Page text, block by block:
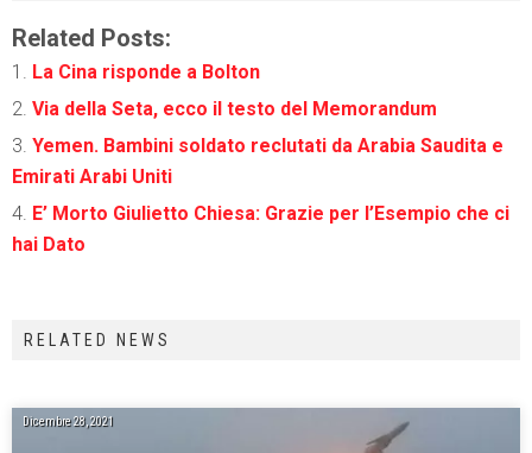
Related Posts:
La Cina risponde a Bolton
Via della Seta, ecco il testo del Memorandum
Yemen. Bambini soldato reclutati da Arabia Saudita e
Emirati Arabi Uniti
E’ Morto Giulietto Chiesa: Grazie per l’Esempio che ci
hai Dato
RELATED NEWS
Dicembre 28, 2021